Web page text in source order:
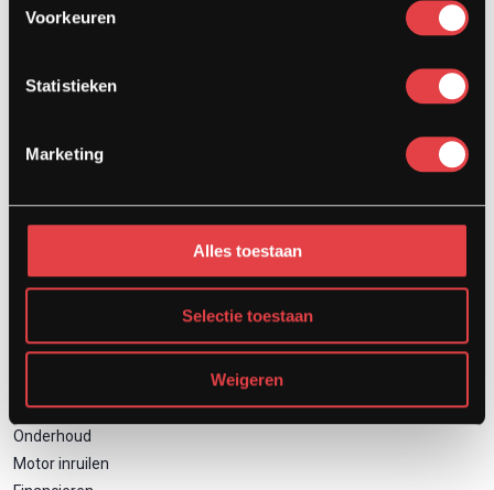
Voorkeuren
Statistieken
Marketing
Alles toestaan
Selectie toestaan
Weigeren
info@stradamotoren.nl
Whatsapp
Afspraak werkplaats
Onderhoud
Motor inruilen